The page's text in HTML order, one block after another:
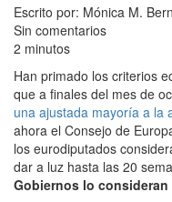
Escrito por: Mónica M.
Sin comentarios
2 minutos
Han primado los criterios
que a finales del mes de
una ajustada mayoría a la
ahora el Consejo de
los eurodiputados
dar a luz hasta las 20
Gobiernos lo